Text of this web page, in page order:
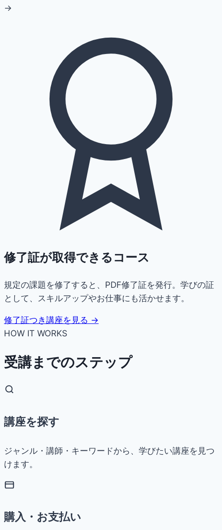
→
修了証が取得できるコース
規定の課題を修了すると、PDF修了証を発行。学びの証
として、スキルアップやお仕事にも活かせます。
修了証つき講座を見る →
HOW IT WORKS
受講までのステップ
講座を探す
ジャンル・講師・キーワードから、学びたい講座を見つ
けます。
購入・お支払い